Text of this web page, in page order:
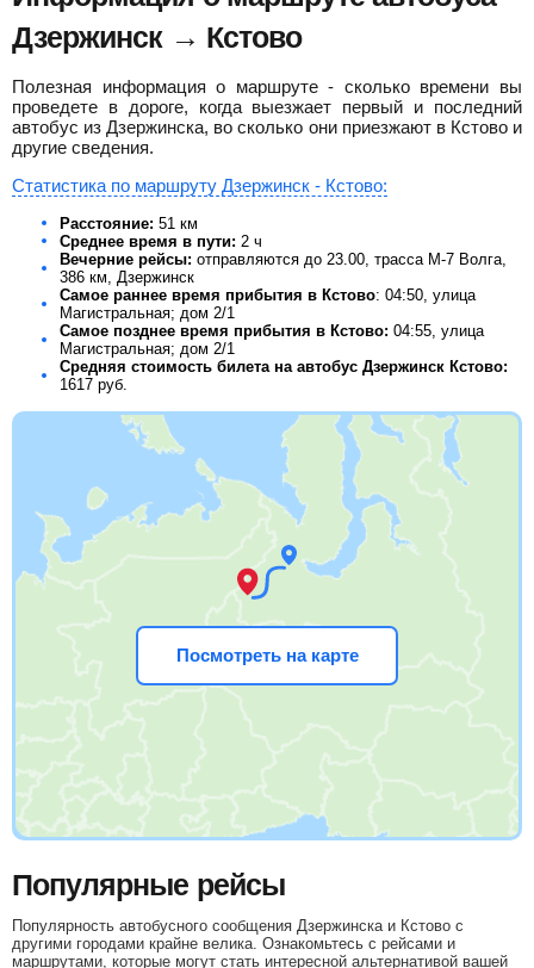
Дзержинск → Кстово
Полезная информация о маршруте - сколько времени вы
проведете в дороге, когда выезжает первый и последний
автобус из Дзержинска, во сколько они приезжают в Кстово и
другие сведения.
Статистика по маршруту Дзержинск - Кстово:
Расстояние: 51 км
Среднее время в пути: 2 ч
Вечерние рейсы: отправляются до 23.00, трасса М-7 Волга,
386 км, Дзержинск
Самое раннее время прибытия в Кстово: 04:50, улица
Магистральная; дом 2/1
Самое позднее время прибытия в Кстово: 04:55, улица
Магистральная; дом 2/1
Средняя стоимость билета на автобус Дзержинск Кстово:
1617 руб.
Посмотреть на карте
Популярные рейсы
Популярность автобусного сообщения Дзержинска и Кстово с
другими городами крайне велика. Ознакомьтесь с рейсами и
маршрутами, которые могут стать интересной альтернативой вашей